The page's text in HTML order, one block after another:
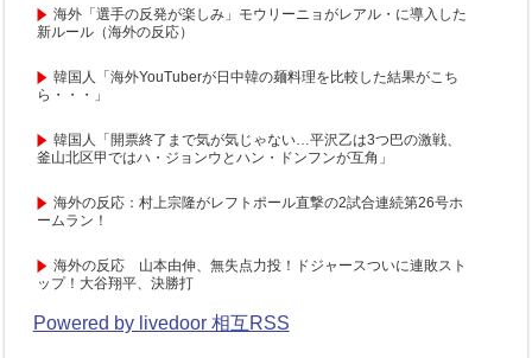
海外「選手の反発が楽しみ」モウリーニョがレアル・に導入した
新ルール（海外の反応）
韓国人「海外YouTuberが日中韓の麺料理を比較した結果がこち
ら・・・」
韓国人「開票終了まで気が気じゃない…平沢乙は3つ巴の激戦、
釜山北区甲ではハ・ジョンウとハン・ドンフンが互角」
海外の反応：村上宗隆がレフトポール直撃の2試合連続第26号ホ
ームラン！
海外の反応 山本由伸、無失点力投！ドジャースついに連敗スト
ップ！大谷翔平、決勝打
Powered by livedoor 相互RSS